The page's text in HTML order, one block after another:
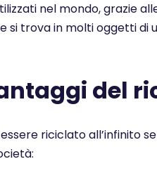
nel mondo, grazie
si trova in molti oggetti
del
riciclato all’infinito